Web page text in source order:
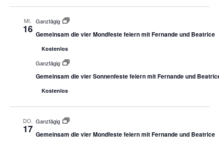
MI.
16
Ganztägig
Gemeinsam die vier Mondfeste feiern mit Fernande und Beatrice
Kostenlos
Ganztägig
Gemeinsam die vier Sonnenfeste feiern mit Fernande und
Kostenlos
DO.
17
Ganztägig
Gemeinsam die vier Mondfeste feiern mit Fernande und Beatrice